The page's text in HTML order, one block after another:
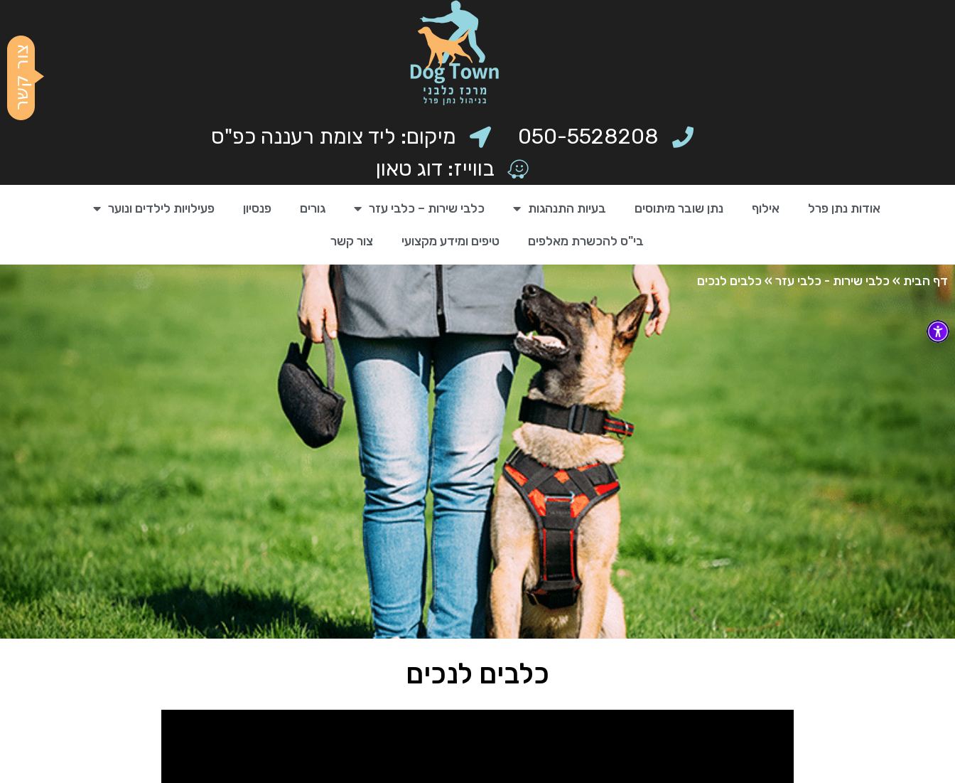
050-5528208
מיקום: ליד צומת רעננה כפ"ס
בווייז: דוג טאון
אודות נתן פרל אילוף נתן שובר מיתוסים בעיות התנהגות כלבי שירות – כלבי עזר גורים פנסיון פעילויות לילדים ונוער
בי"ס להכשרת מאלפים טיפים ומידע מקצועי צור קשר
דף הבית »כלבי שירות - כלבי עזר »כלבים לנכים
כלבים לנכים